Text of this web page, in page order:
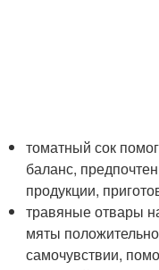
томатный сок
баланс,
продукции,
травяные отвары
мяты
самочувствии,